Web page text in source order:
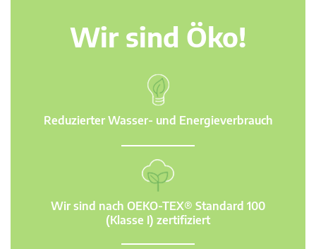
Wir sind Öko!
Reduzierter Wasser- und Energieverbrauch
Wir sind nach OEKO-TEX® Standard 100
(Klasse I) zertifiziert